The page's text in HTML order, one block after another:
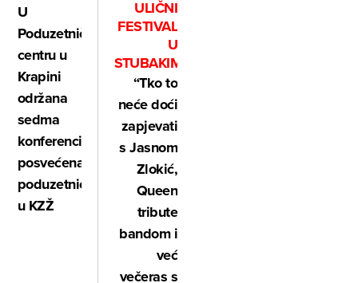
U
Poduzetničkom
centru u
Krapini
održana
sedma
konferencija
posvećena
poduzetnicama
u KZŽ
ULIČNI
FESTIVAL
U
STUBAKIMA
“Tko to
neće doći
zapjevati
s Jasnom
Zlokić,
Queen
tribute
bandom i
već
večeras s